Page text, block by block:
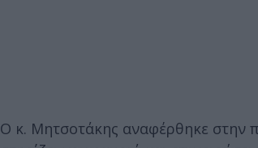
Ο κ. Μητσοτάκης αναφέρθηκε στην